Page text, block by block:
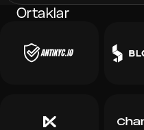
Ortaklar